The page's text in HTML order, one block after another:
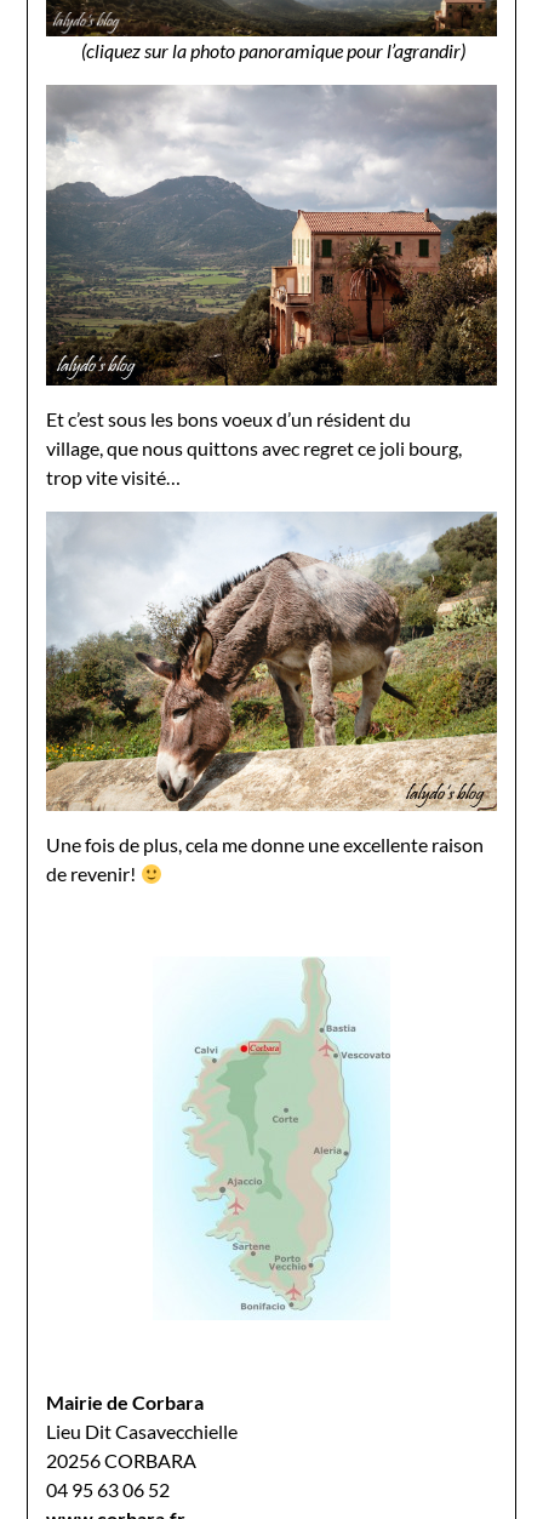
(cliquez sur la photo panoramique pour l’agrandir)
Et c’est sous les bons voeux d’un résident du
village, que nous quittons avec regret ce joli bourg,
trop vite visité…
Une fois de plus, cela me donne une excellente raison
de revenir!
Mairie de Corbara
Lieu Dit Casavecchielle
20256 CORBARA
04 95 63 06 52